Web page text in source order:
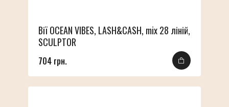
Вії OCEAN VIBES, LASH&CASH, mix 28 ліній,
SCULPTOR
704 грн.